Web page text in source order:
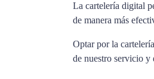
La cartelería digital
de manera más
Optar por la
de nuestro servicio y